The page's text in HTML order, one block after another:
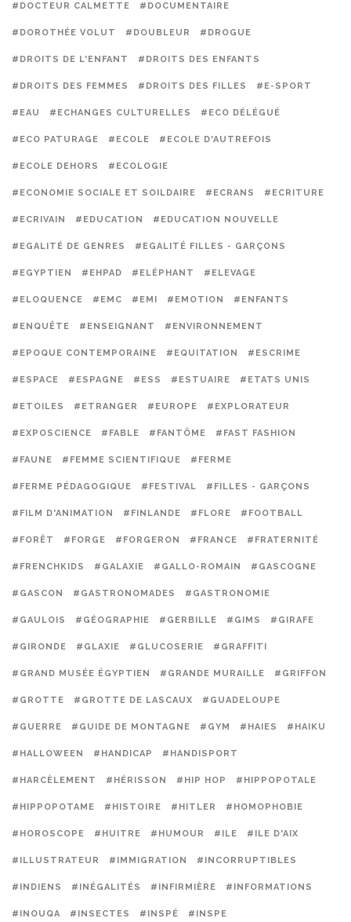
#DOCTEUR CALMETTE #DOCUMENTAIRE
#DOROTHÉE VOLUT #DOUBLEUR #DROGUE
#DROITS DE L'ENFANT #DROITS DES ENFANTS
#DROITS DES FEMMES #DROITS DES FILLES #E-SPORT
#EAU #ECHANGES CULTURELLES #ECO DÉLÉGUÉ
#ECO PATURAGE #ECOLE #ECOLE D'AUTREFOIS
#ECOLE DEHORS #ECOLOGIE
#ECONOMIE SOCIALE ET SOILDAIRE #ECRANS #ECRITURE
#ECRIVAIN #EDUCATION #EDUCATION NOUVELLE
#EGALITÉ DE GENRES #EGALITÉ FILLES - GARÇONS
#EGYPTIEN #EHPAD #ELÉPHANT #ELEVAGE
#ELOQUENCE #EMC #EMI #EMOTION #ENFANTS
#ENQUÊTE #ENSEIGNANT #ENVIRONNEMENT
#EPOQUE CONTEMPORAINE #EQUITATION #ESCRIME
#ESPACE #ESPAGNE #ESS #ESTUAIRE #ETATS UNIS
#ETOILES #ETRANGER #EUROPE #EXPLORATEUR
#EXPOSCIENCE #FABLE #FANTÔME #FAST FASHION
#FAUNE #FEMME SCIENTIFIQUE #FERME
#FERME PÉDAGOGIQUE #FESTIVAL #FILLES - GARÇONS
#FILM D'ANIMATION #FINLANDE #FLORE #FOOTBALL
#FORÊT #FORGE #FORGERON #FRANCE #FRATERNITÉ
#FRENCHKIDS #GALAXIE #GALLO-ROMAIN #GASCOGNE
#GASCON #GASTRONOMADES #GASTRONOMIE
#GAULOIS #GÉOGRAPHIE #GERBILLE #GIMS #GIRAFE
#GIRONDE #GLAXIE #GLUCOSERIE #GRAFFITI
#GRAND MUSÉE ÉGYPTIEN #GRANDE MURAILLE #GRIFFON
#GROTTE #GROTTE DE LASCAUX #GUADELOUPE
#GUERRE #GUIDE DE MONTAGNE #GYM #HAIES #HAIKU
#HALLOWEEN #HANDICAP #HANDISPORT
#HARCÈLEMENT #HÉRISSON #HIP HOP #HIPPOPOTALE
#HIPPOPOTAME #HISTOIRE #HITLER #HOMOPHOBIE
#HOROSCOPE #HUITRE #HUMOUR #ILE #ILE D'AIX
#ILLUSTRATEUR #IMMIGRATION #INCORRUPTIBLES
#INDIENS #INÉGALITÉS #INFIRMIÈRE #INFORMATIONS
#INOUQA #INSECTES #INSPÉ #INSPE